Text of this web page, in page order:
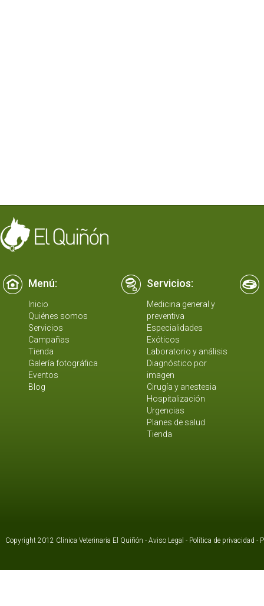
Menú: Servicios:
Inicio
Quiénes somos
Servicios
Campañas
Tienda
Galería fotográfica
Eventos
Blog
Medicina general y
preventiva
Especialidades
Exóticos
Laboratorio y análisis
Diagnóstico por
imagen
Cirugía y anestesia
Hospitalización
Urgencias
Planes de salud
Tienda
Copyright 2012 Clínica Veterinaria El Quiñón - Aviso Legal - Política de privacidad -